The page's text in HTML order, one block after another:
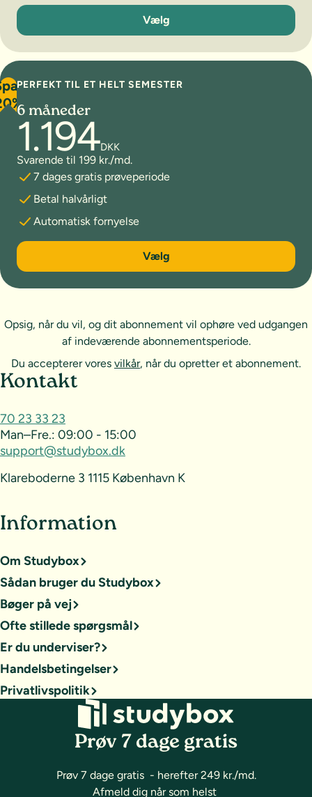
3 måneder
Vælg
PERFEKT TIL ET HELT SEMESTER
6 måneder
1.194DKK
Svarende til 199 kr./md.
7 dages gratis prøveperiode
Betal halvårligt
Automatisk fornyelse
6 måneder
Vælg
Opsig, når du vil, og dit abonnement vil ophøre ved udgangen
af indeværende abonnementsperiode.
Du accepterer vores vilkår, når du opretter et abonnement.
Sideoversigt og kontakt
Kontakt
70 23 33 23
Man–Fre.: 09:00 - 15:00
support@studybox.dk
Klareboderne 3 1115 København K
Information
Om Studybox
Sådan bruger du Studybox
Bøger på vej
Ofte stillede spørgsmål
Er du underviser?
Handelsbetingelser
Privatlivspolitik
Prøv 7 dage gratis
Prøv 7 dage gratis - herefter 249 kr./md.
Afmeld dig når som helst